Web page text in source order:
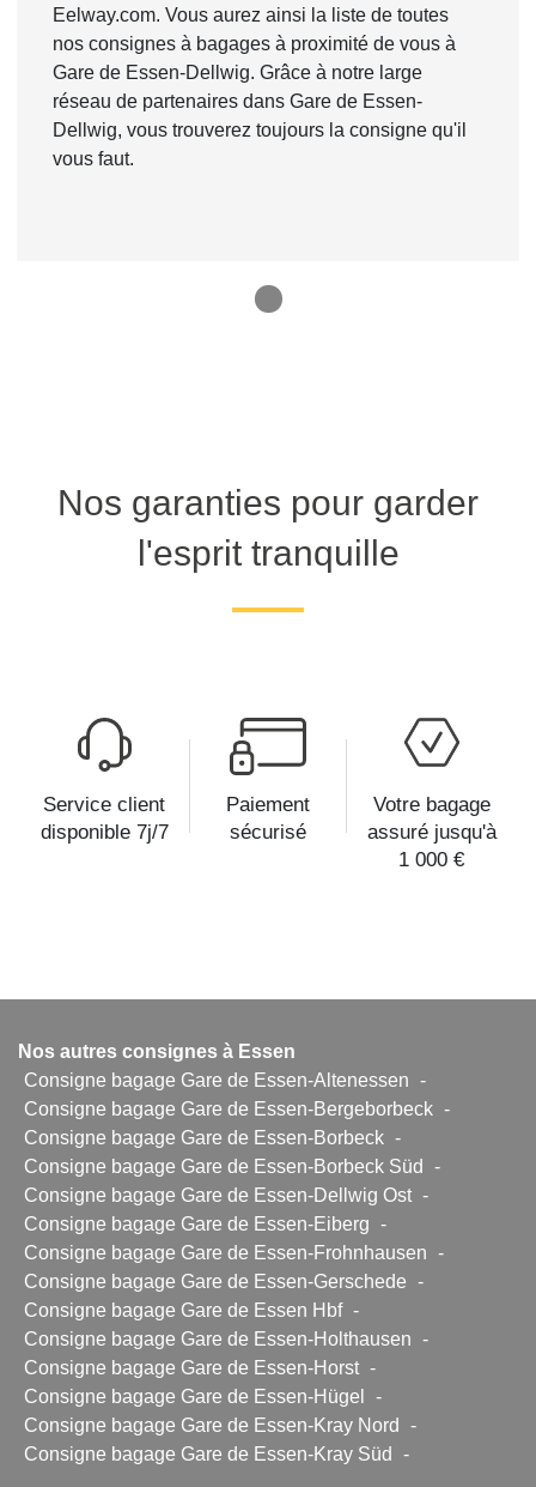
Eelway.com. Vous aurez ainsi la liste de toutes
nos consignes à bagages à proximité de vous à
Gare de Essen-Dellwig. Grâce à notre large
réseau de partenaires dans Gare de Essen-
Dellwig, vous trouverez toujours la consigne qu'il
vous faut.
Nos garanties pour garder
l'esprit tranquille
Service client
disponible 7j/7
Paiement
sécurisé
Votre bagage
assuré jusqu'à
1 000 €
Nos autres consignes à Essen
Consigne bagage Gare de Essen-Altenessen
-
Consigne bagage Gare de Essen-Bergeborbeck -
Consigne bagage Gare de Essen-Borbeck -
Consigne bagage Gare de Essen-Borbeck Süd
-
Consigne bagage Gare de Essen-Dellwig Ost -
Consigne bagage Gare de Essen-Eiberg
-
Consigne bagage Gare de Essen-Frohnhausen
-
Consigne bagage Gare de Essen-Gerschede
-
Consigne bagage Gare de Essen Hbf -
Consigne bagage Gare de Essen-Holthausen
-
Consigne bagage Gare de Essen-Horst -
Consigne bagage Gare de Essen-Hügel
-
Consigne bagage Gare de Essen-Kray Nord
-
Consigne bagage Gare de Essen-Kray Süd
-